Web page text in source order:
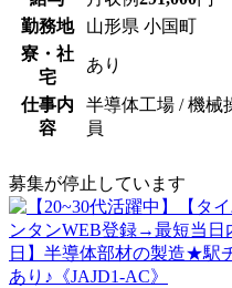
勤務地
山形県 小国町
寮・社
宅
あり
仕事内
容
半導体工場 / 機械
員
募集が停止しています